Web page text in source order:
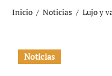
Inicio Noticias Lujo y
Noticias